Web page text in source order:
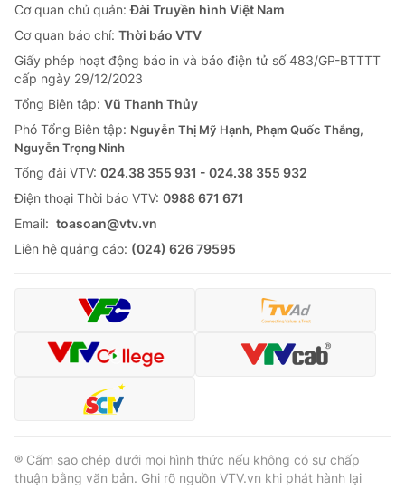
Cơ quan chủ quản:Đài Truyền hình Việt Nam
Cơ quan báo chí: Thời báo VTV
Giấy phép hoạt động báo in và báo điện tử số 483/GP-BTTTT
cấp ngày 29/12/2023
Tổng Biên tập: Vũ Thanh Thủy
Phó Tổng Biên tập: Nguyễn Thị Mỹ Hạnh, Phạm Quốc Thắng,
Nguyễn Trọng Ninh
Tổng đài VTV: 024.38 355 931 - 024.38 355 932
Ðiện thoại Thời báo VTV: 0988 671 671
Email: toasoan@vtv.vn
Liên hệ quảng cáo: (024) 626 79595
® Cấm sao chép dưới mọi hình thức nếu không có sự chấp
thuận bằng văn bản. Ghi rõ nguồn VTV.vn khi phát hành lại